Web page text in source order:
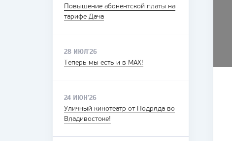
Повышение абонентской платы на
тарифе Дача
28 ИЮЛ'26
Теперь мы есть и в MAX!
24 ИЮН'26
Уличный кинотеатр от Подряда во
Владивостоке!